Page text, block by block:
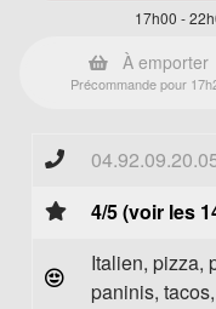
17h00 -
À emporter
Précommande pour
4/5 (voir les
Italien, pizza,
paninis,